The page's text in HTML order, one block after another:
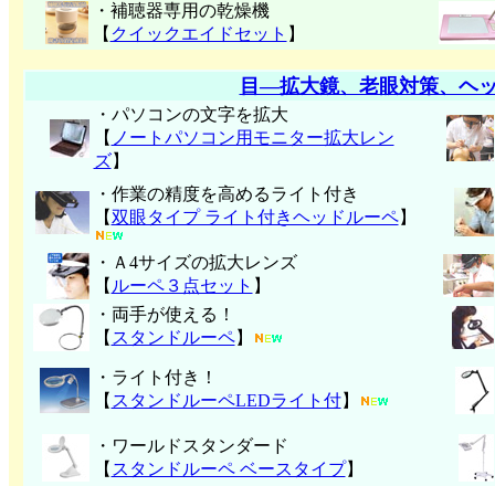
・補聴器専用の乾燥機
【 クイックエイドセット 】
目―拡大鏡、老眼対策、ヘ
・パソコンの文字を拡大
【 ノートパソコン用モニター拡大レン
ズ】
・作業の精度を高めるライト付き
【双眼タイプ ライト付きヘッドルーペ】
・Ａ4サイズの拡大レンズ
【 ルーペ３点セット 】
・両手が使える！
【 スタンドルーペ】
・ライト付き！
【 スタンドルーペLEDライト付】
・ワールドスタンダード
【 スタンドルーペ ベースタイプ】